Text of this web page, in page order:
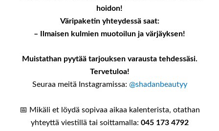
hoidon!
Väripaketin yhteydessä saat:
– Ilmaisen kulmien muotoilun ja värjäyksen!
Muistathan pyytää tarjouksen varausta tehdessäsi.
Tervetuloa!
Seuraa meitä Instagramissa: @shadanbeautyy
📅 Mikäli et löydä sopivaa aikaa kalenterista, otathan
yhteyttä viestillä tai soittamalla: 045 173 4792